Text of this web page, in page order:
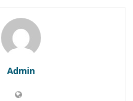
Admin